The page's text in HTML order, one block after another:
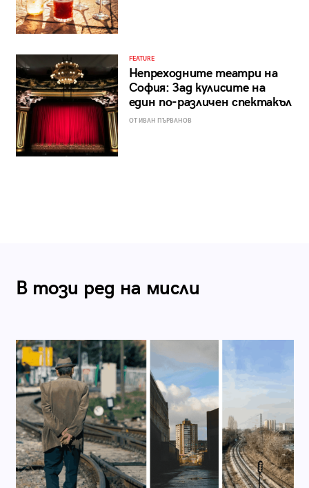
FEATURE
Непреходните театри на
София: Зад кулисите на
един по-различен спектакъл
ОТ ИВАН ПЪРВАНОВ
В този ред на мисли